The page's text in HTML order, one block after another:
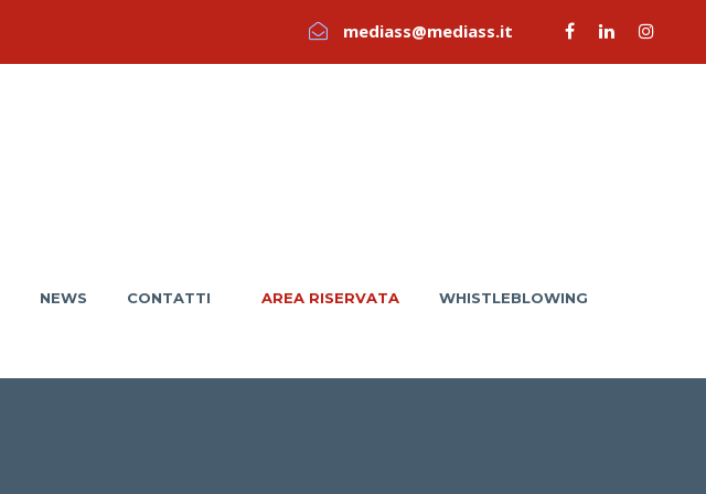
mediass@mediass.it
NEWS CONTATTI AREA RISERVATA WHISTLEBLOWING